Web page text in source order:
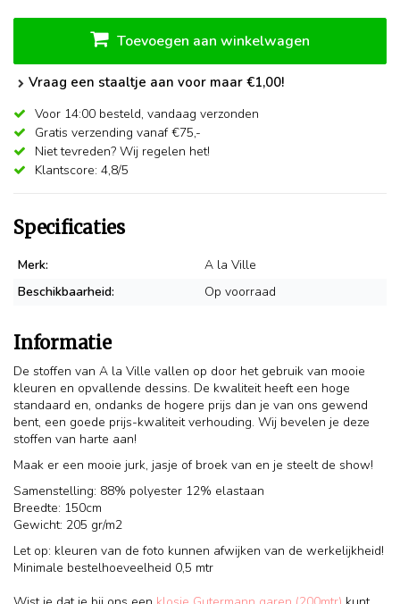
Toevoegen aan winkelwagen
Vraag een staaltje aan voor maar €1,00!
Voor 14:00 besteld, vandaag verzonden
Gratis verzending vanaf €75,-
Niet tevreden? Wij regelen het!
Klantscore: 4,8/5
Specificaties
Merk:
A la Ville
Beschikbaarheid:
Op voorraad
Informatie
De stoffen van A la Ville vallen op door het gebruik van mooie
kleuren en opvallende dessins. De kwaliteit heeft een hoge
standaard en, ondanks de hogere prijs dan je van ons gewend
bent, een goede prijs-kwaliteit verhouding. Wij bevelen je deze
stoffen van harte aan!
Maak er een mooie jurk, jasje of broek van en je steelt de show!
Samenstelling: 88% polyester 12% elastaan
Breedte: 150cm
Gewicht: 205 gr/m2
Let op: kleuren van de foto kunnen afwijken van de werkelijkheid!
Minimale bestelhoeveelheid 0,5 mtr